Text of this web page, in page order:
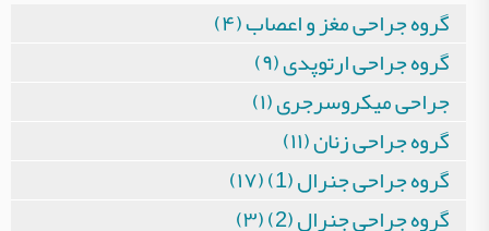
گروه جراحی مغز و اعصاب (۴)
گروه جراحی ارتوپدی (۹)
جراحی میکروسرجری (۱)
گروه جراحی زنان (۱۱)
گروه جراحی جنرال (1) (۱۷)
گروه جراحی جنرال (2) (۳)